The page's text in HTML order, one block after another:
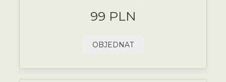
99 PLN
OBJEDNAT